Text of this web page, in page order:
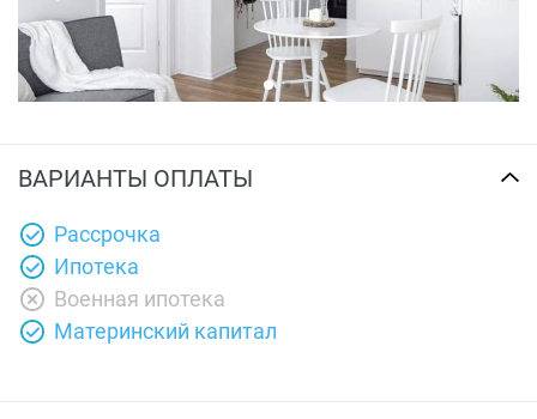
ВАРИАНТЫ ОПЛАТЫ
Рассрочка
Ипотека
Военная ипотека
Материнский капитал